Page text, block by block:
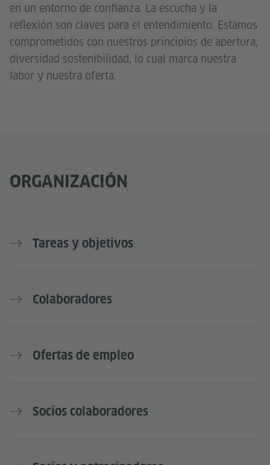
en un entorno de confianza. La escucha y la
reflexión son claves para el entendimiento. Estamos
comprometidos con nuestros principios de apertura,
diversidad sostenibilidad, lo cual marca nuestra
labor y nuestra oferta.
ORGANIZACIÓN
Tareas y objetivos
Colaboradores
Ofertas de empleo
Socios colaboradores